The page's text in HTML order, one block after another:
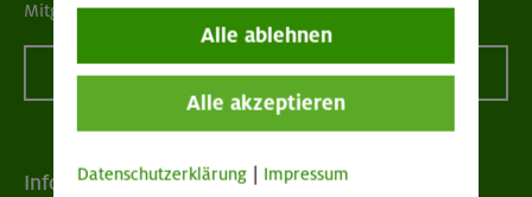
Mitgliedschaft kündigen
Vertrag widerrufen
Info
Alle ablehnen
Alle akzeptieren
Datenschutzerklärung Impressum